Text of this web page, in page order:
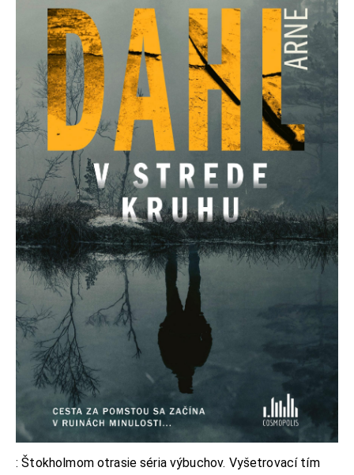
: Štokholmom otrasie séria výbuchov. Vyšetrovací tím